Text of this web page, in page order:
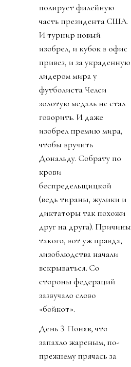
полирует филейную
часть президента США.
И турнир новый
изобрел, и кубок в офис
привез, и за украденную
лидером мира у
футболиста Челси
золотую медаль не стал
говорить. И даже
изобрел премию мира,
чтобы вручить
Дональду. Собрату по
крови
беспредельщицкой
(ведь тираны, жулики и
диктаторы так похожи
друг на друга). Причины
такого, вот уж правда,
лизоблюдства начали
вскрываться. Со
стороны федераций
зазвучало слово
«бойкот».
День 3. Поняв, что
запахло жареным, по-
прежнему прячась за